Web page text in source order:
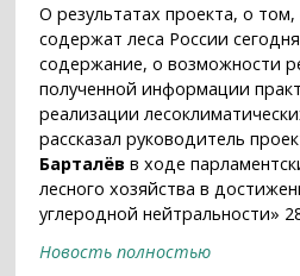
О результатах проекта, о том,
содержат леса России
содержание, о возможности
полученной информации
реализации
рассказал руководитель
Барталёв в ходе
лесного хозяйства в
углеродной нейтральности»
Новость полностью